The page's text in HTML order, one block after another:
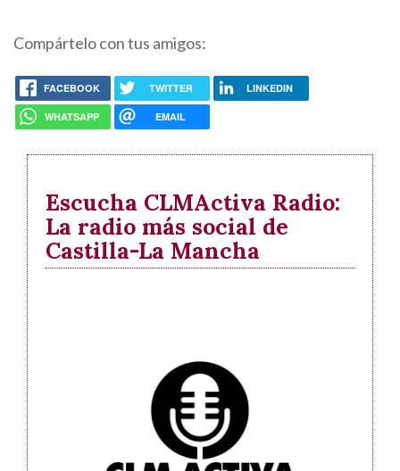
Compártelo con tus amigos:
FACEBOOK TWITTER LINKEDIN
WHATSAPP EMAIL
Escucha CLMActiva Radio:
La radio más social de
Castilla-La Mancha